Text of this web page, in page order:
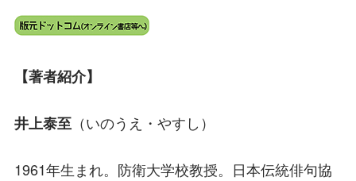
【著者紹介】
井上泰至 （いのうえ・やすし）
1961年生まれ。防衛大学校教授。日本伝統俳句協